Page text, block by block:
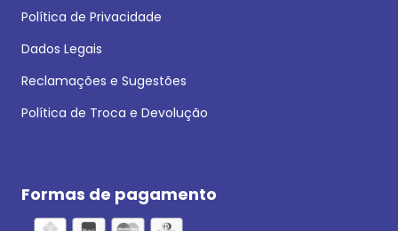
Política de Privacidade
Dados Legais
Reclamações e Sugestões
Política de Troca e Devolução
Formas de pagamento